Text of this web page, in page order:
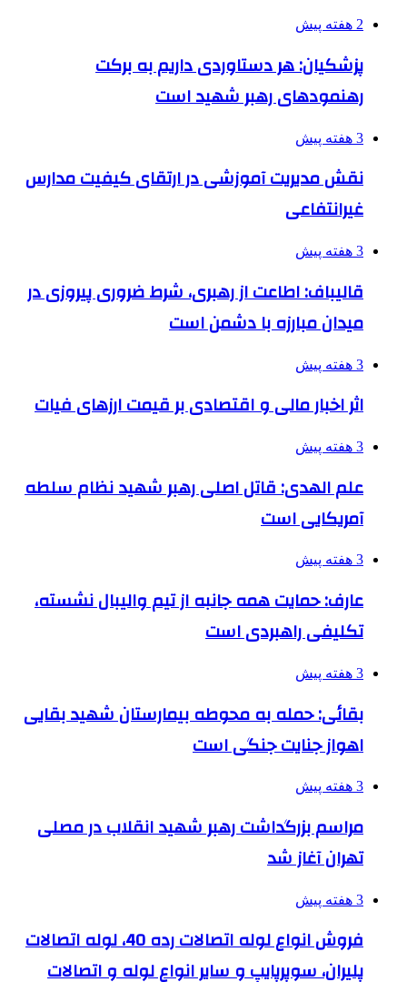
2 هفته پیش
پزشکیان: هر دستاوردی داریم به برکت
رهنمودهای رهبر شهید است
3 هفته پیش
نقش مدیریت آموزشی در ارتقای کیفیت مدارس
غیرانتفاعی
3 هفته پیش
قالیباف: اطاعت از رهبری، شرط ضروری پیروزی در
میدان مبارزه با دشمن است
3 هفته پیش
اثر اخبار مالی و اقتصادی بر قیمت ارزهای فیات
3 هفته پیش
علم الهدی: قاتل اصلی رهبر شهید نظام سلطه
آمریکایی است
3 هفته پیش
عارف: حمایت همه جانبه از تیم والیبال نشسته،
تکلیفی راهبردی است
3 هفته پیش
بقائی: حمله به محوطه بیمارستان شهید بقایی
اهواز جنایت جنگی است
3 هفته پیش
مراسم بزرگداشت رهبر شهید انقلاب در مصلی
تهران آغاز شد
3 هفته پیش
فروش انواع لوله اتصالات رده 40، لوله اتصالات
پلیران، سوپرپایپ و سایر انواع لوله و اتصالات